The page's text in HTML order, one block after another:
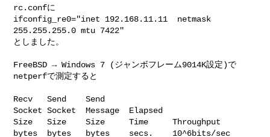
rc.confに
ifconfig_re0="inet 192.168.11.11  netmask
255.255.255.0 mtu 7422"
としました。
FreeBSD → Windows 7 (ジャンボフレーム9014K設定)で
netperfで測定すると
Recv   Send    Send
Socket Socket  Message  Elapsed
Size   Size    Size     Time     Throughput
bytes  bytes   bytes    secs.    10^6bits/sec